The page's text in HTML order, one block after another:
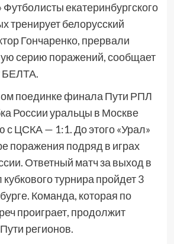
екатеринбургского
тренирует белорусский
Гончаренко, прервали
серию поражений, сообщает
БЕЛТА.
поединке финала Пути РПЛ
России уральцы в Москве
с ЦСКА — 1:1. До этого «Урал»
поражения подряд в играх
Ответный матч за выход в
турнира пройдет 3
Команда, которая по
проиграет, продолжит
регионов.